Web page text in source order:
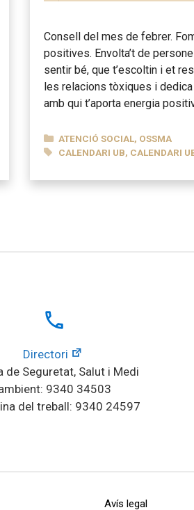
Consell del mes de febrer.
positives. Envolta’t de
sentir bé, que t’escoltin i et
les relacions tòxiques i
amb qui t’aporta energia
CATEGORIES
ATENCIÓ SOCIAL, OSSMA
ETIQUETES
CALENDARI UB, CALENDARI
local_phone
Directori
de Seguretat, Salut i Medi
9340 34503
del treball: 9340 24597
Avís legal